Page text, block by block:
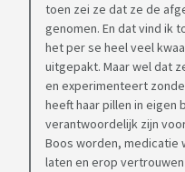
toen zei ze dat ze de
genomen. En dat vind ik
het per se heel veel
uitgepakt. Maar wel dat
en experimenteert
heeft haar pillen in eigen
verantwoordelijk zijn
Boos worden, medicatie
laten en erop